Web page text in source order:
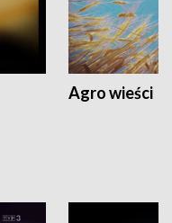
Agro wieści